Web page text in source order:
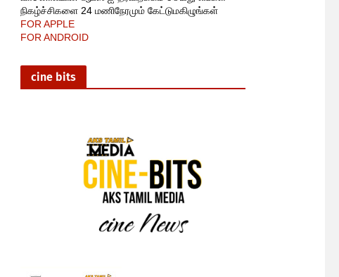
நிகழ்ச்சிகளை 24 மணிநேரமும் கேட்டுமகிழுங்கள்
FOR APPLE
FOR ANDROID
cine bits